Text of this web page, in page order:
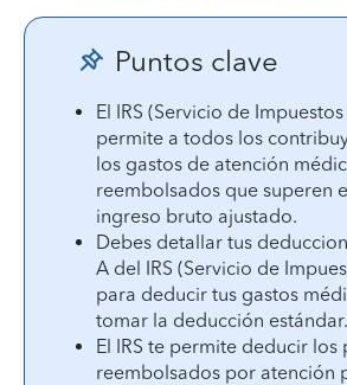
Puntos clave
El IRS (Servicio de
permite a todos los
los gastos de atención
reembolsados que superen
ingreso bruto ajustado.
Debes detallar tus
A del IRS (Servicio de
para deducir tus gastos
tomar la deducción estándar.
El IRS te permite deducir los
reembolsados por atención